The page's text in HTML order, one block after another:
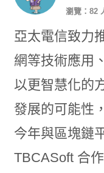
瀏覽：82
亞太電信致力
網等技術應用
以更智慧化的
發展的可能性
今年與區塊鏈
TBCASoft 合